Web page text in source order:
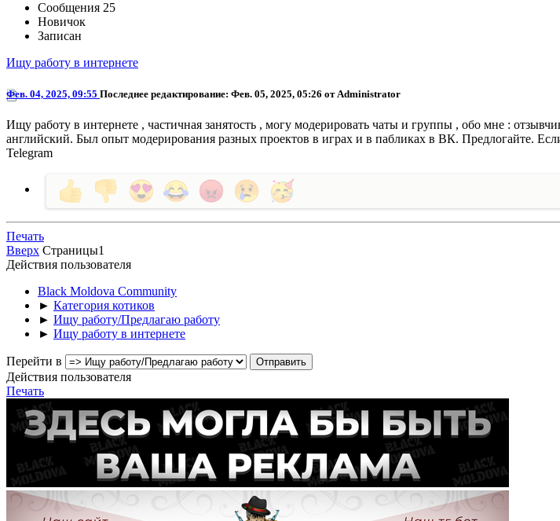
Сообщения 25
Новичок
Записан
Ищу работу в интернете
Фев. 04, 2025, 09:55 Последнее редактирование: Фев. 05, 2025, 05:26 от Administrator
Ищу работу в интернете , частичная занятость , могу модерировать чаты и группы , обо мне :
английский. Был опыт модерирования разных проектов в играх и в пабликах в ВК. Предлогайте.
Telegram
Печать
Вверх Страницы1
Действия пользователя
Black Moldova Community
► Категория котиков
► Ищу работу/Предлагаю работу
► Ищу работу в интернете
Перейти в
Действия пользователя
Печать